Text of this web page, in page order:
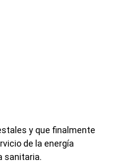
y que finalmente
de la energía
sanitaria.